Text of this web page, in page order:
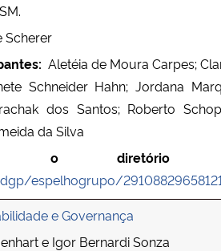
Scherer
Aletéia de Moura Carpes;
Schneider Hahn; Jordana
dos Santos; Roberto
da Silva
o diretório
espelhogrupo/
e Governança
e Igor Bernardi Sonza